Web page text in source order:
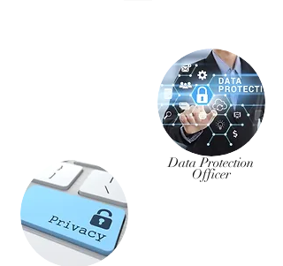
Data Protection
Officer